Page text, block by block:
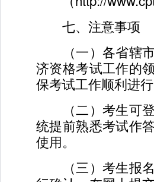
七、注意事项
（一）各省辖市
济资格考试工作的
保考试工作顺利进行
（二）考生可登
统提前熟悉考试作
使用。
（三）考生报名